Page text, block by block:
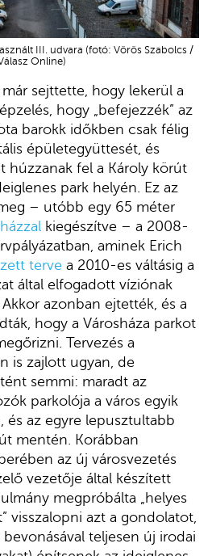
III. udvara (fotó: Vörös Szabolcs /
Online)
sejttette, hogy lekerül a
hogy „befejezzék” az
barokk időkben csak félig
épületegyüttesét, és
húzzanak fel a Károly körút
park helyén. Ez az
– utóbb egy 65 méter
kiegészítve – a 2008-
aminek Erich
terve a 2010-es váltásig a
által elfogadott víziónak
azonban ejtették, és a
hogy a Városháza parkot
Tervezés a
is zajlott ugyan, de
semmi: maradt az
parkolója a város egyik
és az egyre lepusztultabb
mentén. Korábban
az új városvezetés
vezetője által készített
megpróbálta „helyes
visszalopni azt a gondolatot,
teljesen új irodai